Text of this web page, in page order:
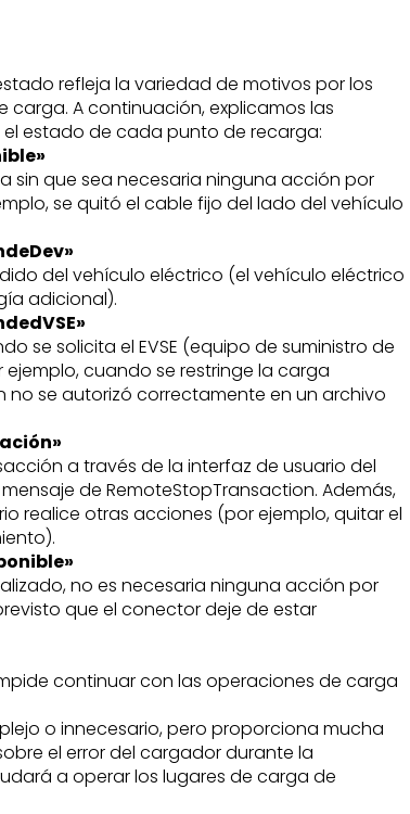
refleja la variedad de motivos por los
carga. A continuación, explicamos las
estado de cada punto de recarga:
sin que sea necesaria ninguna acción por
se quitó el cable fijo del lado del vehículo
del vehículo eléctrico (el vehículo eléctrico
adicional).
se solicita el EVSE (equipo de suministro de
cuando se restringe la carga
no se autorizó correctamente en un archivo
a través de la interfaz de usuario del
de RemoteStopTransaction. Además,
realice otras acciones (por ejemplo, quitar el
no es necesaria ninguna acción por
que el conector deje de estar
continuar con las operaciones de carga
o innecesario, pero proporciona mucha
el error del cargador durante la
a operar los lugares de carga de